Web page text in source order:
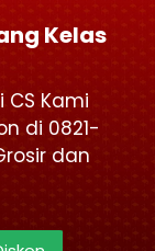
Kelas
CS Kami
di 0821-
dan